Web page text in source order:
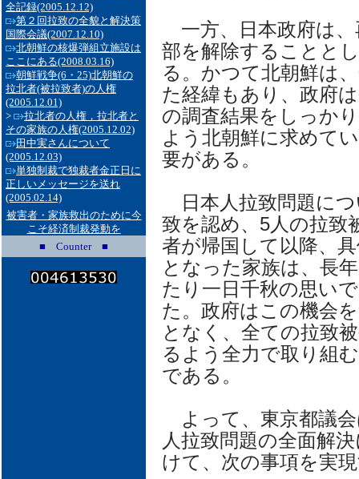
全記録(2005.12.12)
第２回拉致の全貌と解決策
国際会議(2007.12.10)
北朝鮮の核爆弾組立施設は
ここにある(2008.03.16)
朝鮮戦争(6・25)北朝鮮の
拉北者(被拉致者)の人権
(2005.12.01)
>
拉北者の人権，拉北者と
その家族の人権(2005.12.02)
田中実さんについて
(2005.12.03)
単独制裁で独裁者金正日に
正しいメッセージを送れ
(2005.02.14)
被害者・家族救出のために今
こそ経済制裁発動を
■ Counter ■
一方、日本政府は、
部を解除することと
る。かつて北朝鮮は
た経緯もあり、政府
の調査結果をしっか
よう北朝鮮に求めて
要がある。
日本人拉致問題に
致を認め、5人の拉致
者が帰国して以降、
となった家族は、長
たり一日千秋の思い
た。政府はこの機会
となく、全ての拉致
るよう全力で取り組
である。
よって、東京都議
人拉致問題の全面解
けて、次の事項を実